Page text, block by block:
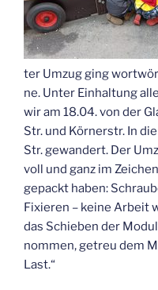
ter Umzug ging
ne. Unter Ein­hal­tung
wir am 18.04. von der
Str. und Kör­ner­str. In
Str. gewan­dert. Der
voll und ganz im
ge­packt haben:
Fixie­ren – kei­ne Arbeit
das Schie­ben der
nom­men, getreu dem
Last.“